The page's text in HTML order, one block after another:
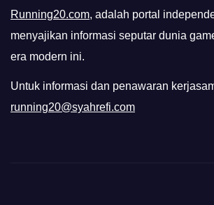
Running20.com, adalah portal
menyajikan informasi seputar dunia
era modern ini.
Untuk informasi dan penawaran
running20@syahrefi.com